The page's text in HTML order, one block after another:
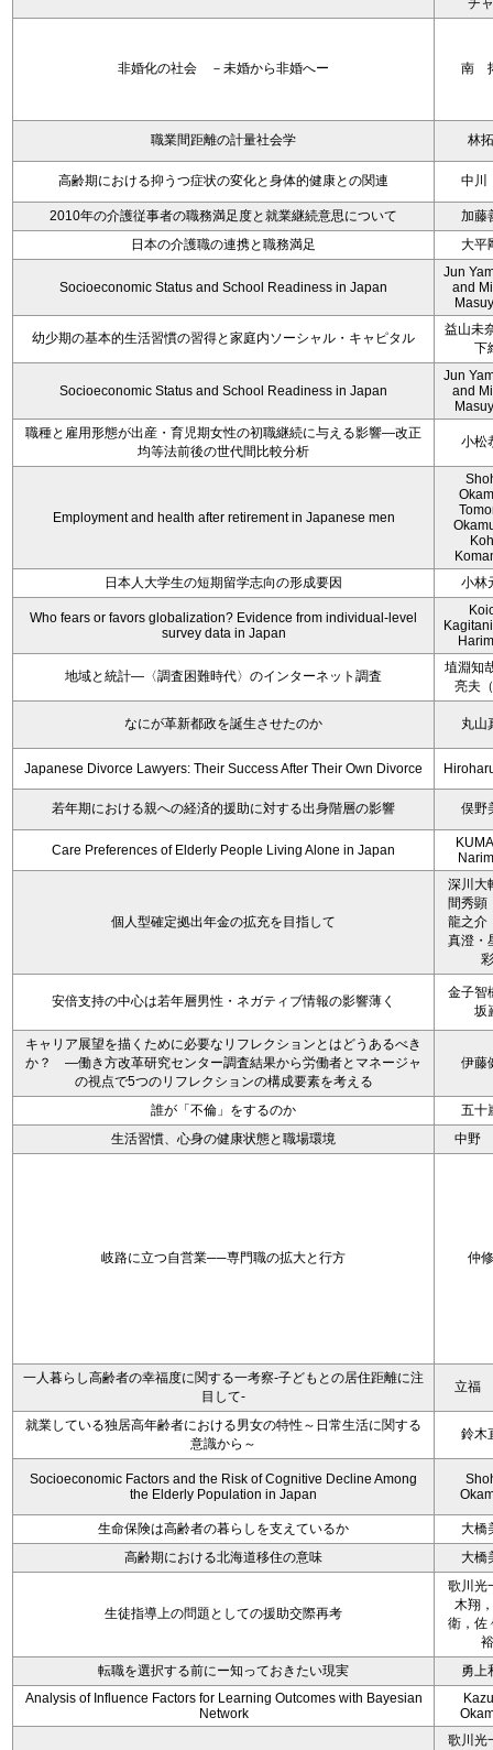
チ
非婚化の社会 －未婚から非婚へー 南
職業間距離の計量社会学 林
高齢期における抑うつ症状の変化と身体的健康との関連 中
2010年の介護従事者の職務満足度と就業継続意思について
加藤
日本の介護職の連携と職務満足
大平
Socioeconomic Status and School Readiness in Japan
Jun
and
幼少期の基本的生活習慣の習得と家庭内ソーシャル・キャピタル
益山未
下
Socioeconomic Status and School Readiness in Japan
Jun
and
職種と雇用形態が出産・育児期女性の初職継続に与える影響―改正
均等法前後の世代間比較分析
小松
Employment and health after retirement in Japanese men
日本人大学生の短期留学志向の形成要因
小林
Who fears or favors globalization? Evidence from individual-level
survey data in Japan
地域と統計―〈調査困難時代〉のインターネット調査
埴淵知
亮夫
なにが革新都政を誕生させたのか 丸山
Japanese Divorce Lawyers: Their Success After Their Own Divorce
若年期における親への経済的援助に対する出身階層の影響 俣野
Care Preferences of Elderly People Living Alone in Japan
個人型確定拠出年金の拡充を目指して
深川大
間秀顕
龍之介
真澄・
彩
安倍支持の中心は若年層男性・ネガティブ情報の影響薄く
金子智
坂
キャリア展望を描くために必要なリフレクションとはどうあるべき
か？ ―働き方改革研究センター調査結果から労働者とマネージャ
の視点で5つのリフレクションの構成要素を考える
伊藤
誰が「不倫」をするのか
五十
生活習慣、心身の健康状態と職場環境
中野
岐路に立つ自営業──専門職の拡大と行方 仲
一人暮らし高齢者の幸福度に関する一考察‐子どもとの居住距離に注
目して‐
立福
就業している独居高年齢者における男女の特性～日常生活に関する
意識から～
鈴木
Socioeconomic Factors and the Risk of Cognitive Decline Among
the Elderly Population in Japan
生命保険は高齢者の暮らしを支えているか
大橋
高齢期における北海道移住の意味
大橋
生徒指導上の問題としての援助交際再考
歌川光
木翔
衛，佐
裕
転職を選択する前にー知っておきたい現実
勇上
Analysis of Influence Factors for Learning Outcomes with Bayesian
Network
歌川光